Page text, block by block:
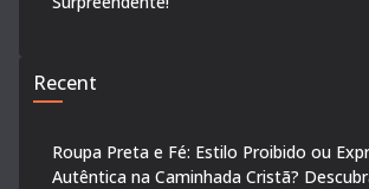
Recent
Roupa Preta e Fé: Estilo Proibido ou
Autêntica na Caminhada Cristã?